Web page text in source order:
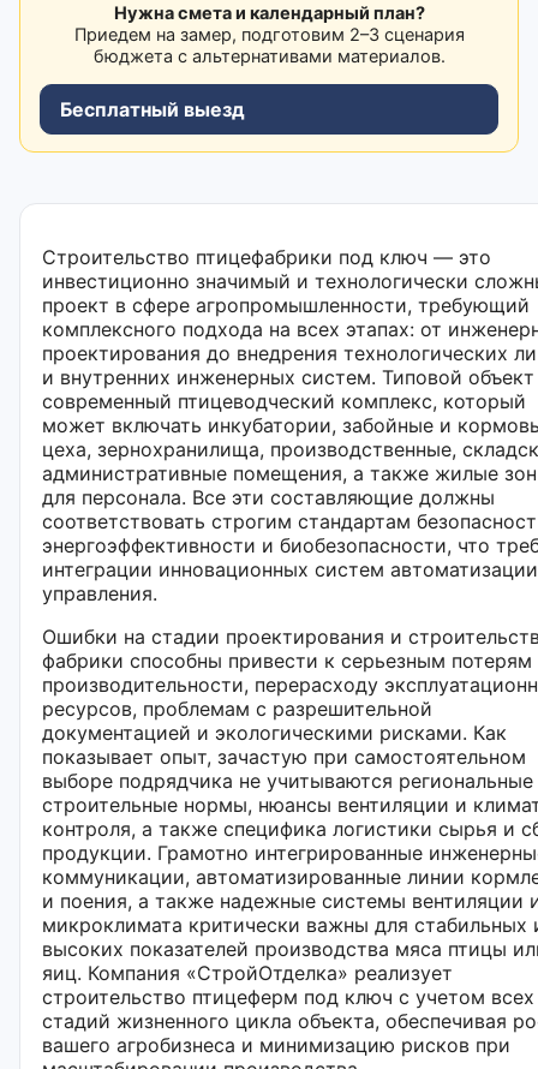
Нужна смета и календарный план?
Приедем на замер, подготовим 2–3 сценария
бюджета с альтернативами материалов.
Бесплатный выезд
Строительство птицефабрики под ключ — это
инвестиционно значимый и технологически
проект в сфере агропромышленности, требующий
комплексного подхода на всех этапах: от
проектирования до внедрения технологических
и внутренних инженерных систем. Типовой
современный птицеводческий комплекс, который
может включать инкубатории, забойные и
цеха, зернохранилища, производственные,
административные помещения, а также жилые
для персонала. Все эти составляющие должны
соответствовать строгим стандартам
энергоэффективности и биобезопасности, что
интеграции инновационных систем
управления.
Ошибки на стадии проектирования и
фабрики способны привести к серьезным потерям
производительности, перерасходу
ресурсов, проблемам с разрешительной
документацией и экологическими рисками. Как
показывает опыт, зачастую при самостоятельном
выборе подрядчика не учитываются региональные
строительные нормы, нюансы вентиляции и
контроля, а также специфика логистики сырья и
продукции. Грамотно интегрированные
коммуникации, автоматизированные линии
и поения, а также надежные системы вентиляции
микроклимата критически важны для стабильных
высоких показателей производства мяса птицы
яиц. Компания «СтройОтделка» реализует
строительство птицеферм под ключ с учетом всех
стадий жизненного цикла объекта, обеспечивая
вашего агробизнеса и минимизацию рисков при